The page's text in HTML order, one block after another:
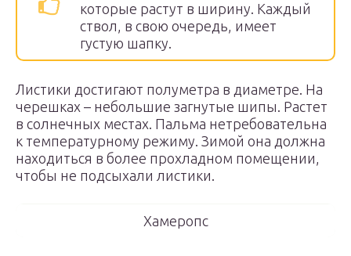
которые растут в ширину. Каждый
ствол, в свою очередь, имеет
густую шапку.
Листики достигают полуметра в диаметре. На
черешках – небольшие загнутые шипы. Растет
в солнечных местах. Пальма нетребовательна
к температурному режиму. Зимой она должна
находиться в более прохладном помещении,
чтобы не подсыхали листики.
Хамеропс